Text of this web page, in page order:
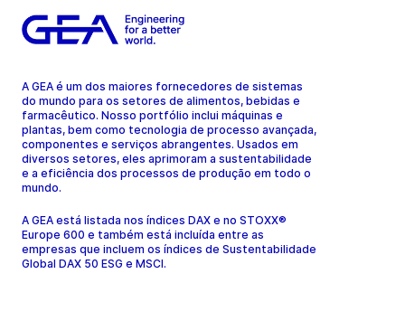
A GEA é um dos maiores fornecedores de sistemas
do mundo para os setores de alimentos, bebidas e
farmacêutico. Nosso portfólio inclui máquinas e
plantas, bem como tecnologia de processo avançada,
componentes e serviços abrangentes. Usados em
diversos setores, eles aprimoram a sustentabilidade
e a eficiência dos processos de produção em todo o
mundo.
A GEA está listada nos índices DAX e no STOXX®
Europe 600 e também está incluída entre as
empresas que incluem os índices de Sustentabilidade
Global DAX 50 ESG e MSCI.